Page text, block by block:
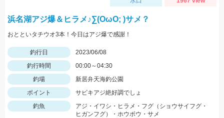
浜名湖アジ爆＆ヒラメ♪∑(OωO; )サメ？
おとといタチウオ3本！今日はアジ爆で感謝！
釣行日
2023/06/08
釣行時間
00:00～04:30
釣場
新居弁天海釣公園
ポイント
サビキアジ絶好調でしょ
釣魚
アジ・イワシ・ヒラメ・フグ（ショウサイフグ・
ヒガンフグ）・ホウボウ・サメ